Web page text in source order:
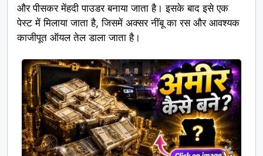
और पीसकर मेंहदी पाउडर बनाया जाता है। इसके बाद इसे एक
पेस्ट में मिलाया जाता है, जिसमें अक्सर नींबू का रस और आवश्यक
काजीपूत ऑयल तेल डाला जाता है।